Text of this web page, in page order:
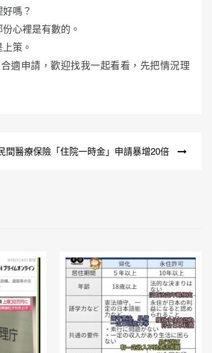
嗎？
心裡是有數的。
策。
適申請，歡迎找我一起看看，先把情況理
間醫療保險「住院一時金」申請暴增20倍